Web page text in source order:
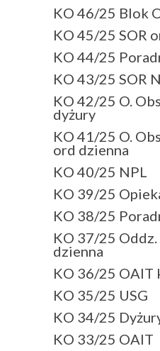
KO 46/25 Blok
KO 45/25 SOR
KO 44/25
KO 43/25 SOR
KO 42/25 O.
dyżury
KO 41/25 O.
ord dzienna
KO 40/25 NPL
KO 39/25
KO 38/25
KO 37/25
dzienna
KO 36/25 OAIT
KO 35/25 USG
KO 34/25
KO 33/25 OAIT